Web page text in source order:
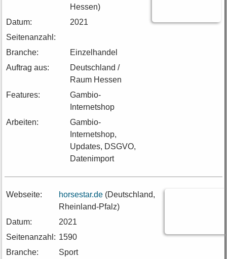
Hessen)
Datum:
2021
Seitenanzahl:
Branche:
Einzelhandel
Auftrag aus:
Deutschland /
Raum Hessen
Features:
Gambio-
Internetshop
Arbeiten:
Gambio-
Internetshop,
Updates, DSGVO,
Datenimport
Webseite: horsestar.de(Deutschland,
Rheinland-Pfalz)
Datum:
2021
Seitenanzahl: 1590
Branche:
Sport